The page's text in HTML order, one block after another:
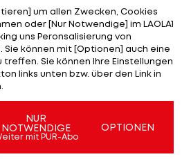
Herbstsaison zuletzt
und ist in der
als auch rechts auf der
so Zoran Barisic. Kainz
bestehen, der in den
erfolgen soll.
um allen Zwecken, Cookies
oder [Nur Notwendige] im LAOLA1
uns Peronsalisierung von
können mit [Optionen] auch eine
treffen. Sie können Ihre Einstellungen
links unten bzw. über den Link in
NUR
NOTWENDIGE
mit PUR-Abo
OPTIONEN